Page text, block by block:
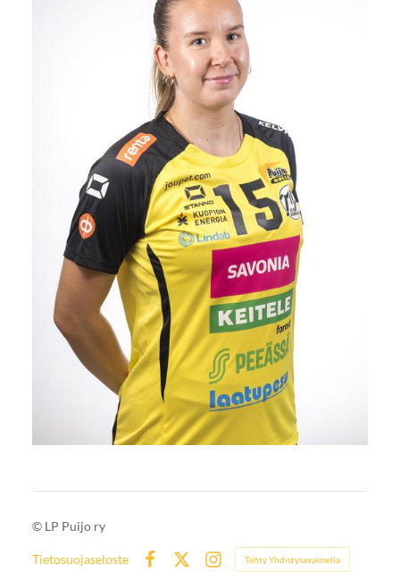
© LP Puijo ry
Tietosuojaseloste
Tehty Yhdistysavaimella